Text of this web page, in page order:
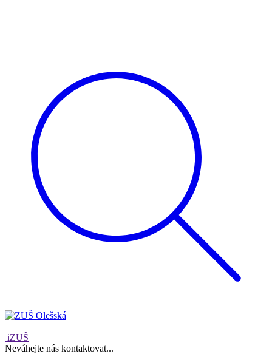
iZUŠ
Neváhejte nás kontaktovat...